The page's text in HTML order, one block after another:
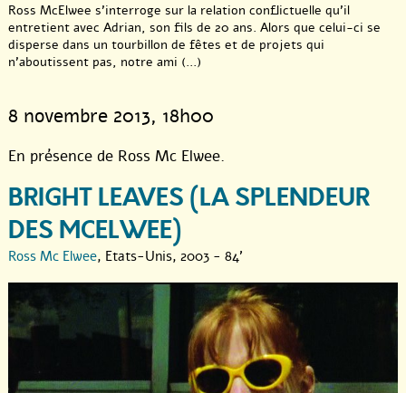
Ross McElwee s’interroge sur la relation conflictuelle qu’il
entretient avec Adrian, son fils de 20 ans. Alors que celui-ci se
disperse dans un tourbillon de fêtes et de projets qui
n’aboutissent pas, notre ami (...)
8 novembre 2013, 18h00
En présence de Ross Mc Elwee.
BRIGHT LEAVES (LA SPLENDEUR
DES MCELWEE)
Ross Mc Elwee, Etats-Unis, 2003 - 84'